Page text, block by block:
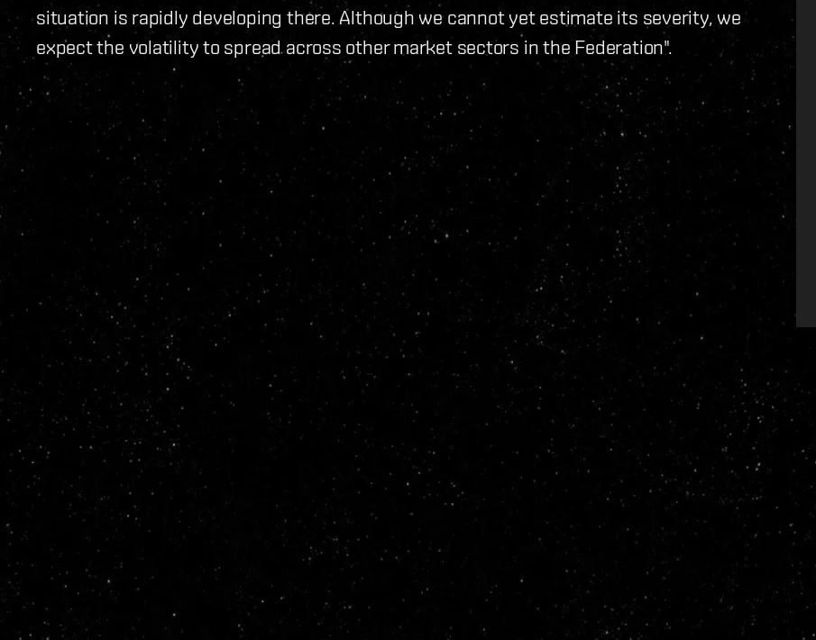
situation is rapidly developing there. Although we cannot yet estimate its severity, we
expect the volatility to spread across other market sectors in the Federation".